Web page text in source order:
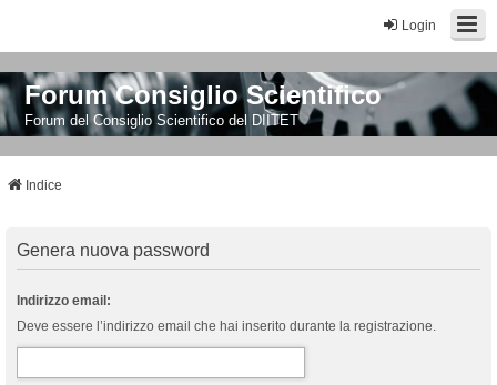
Login
Forum Consiglio Scientifico
Forum del Consiglio Scientifico del DIITET
Indice
Genera nuova password
Indirizzo email:
Deve essere l’indirizzo email che hai inserito durante la registrazione.